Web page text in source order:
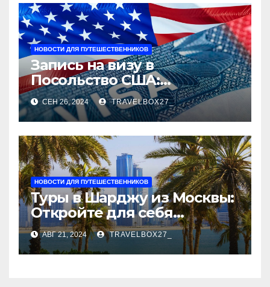
НОВОСТИ ДЛЯ ПУТЕШЕСТВЕННИКОВ
Запись на визу в
Посольство США:
Пошаговое руководство
СЕН 26, 2024 TRAVELBOX27_
НОВОСТИ ДЛЯ ПУТЕШЕСТВЕННИКОВ
Туры в Шарджу из Москвы:
Откройте для себя
культурное сердце ОАЭ
АВГ 21, 2024 TRAVELBOX27_